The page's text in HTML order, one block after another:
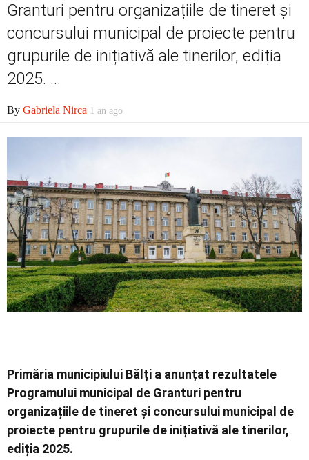
Granturi pentru organizațiile de tineret și
concursului municipal de proiecte pentru
grupurile de inițiativă ale tinerilor, ediția
2025. ...
By Gabriela Nirca 1 an ago
Primăria municipiului Bălți a anunțat rezultatele
Programului municipal de Granturi pentru
organizațiile de tineret și concursului municipal de
proiecte pentru grupurile de inițiativă ale tinerilor,
ediția 2025.